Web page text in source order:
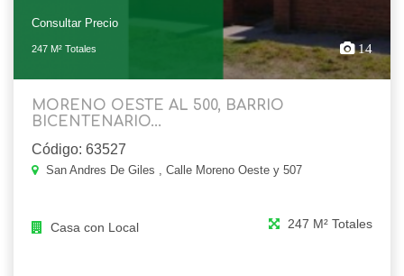
Consultar Precio
247 M² Totales 14
MORENO OESTE AL 500, BARRIO
BICENTENARIO...
Código: 63527
San Andres De Giles , Calle Moreno Oeste y 507
Casa con Local 247 M² Totales